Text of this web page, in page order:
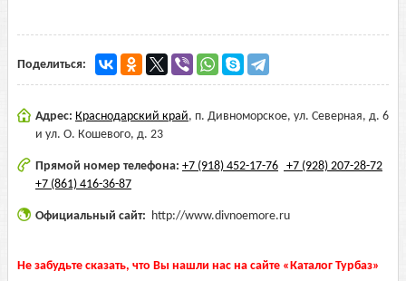
Поделиться:
Адрес: Краснодарский край, п. Дивноморское, ул. Северная, д. 6
и ул. О. Кошевого, д. 23
Прямой номер телефона: +7 (918) 452-17-76 +7 (928) 207-28-72
+7 (861) 416-36-87
Официальный сайт: http://www.divnoemore.ru
Не забудьте сказать, что Вы нашли нас на сайте «Каталог Турбаз»